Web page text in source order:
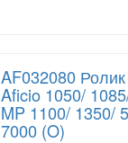
AF032080
Aficio 1050/
MP 1100/ 1350/
7000 (O)